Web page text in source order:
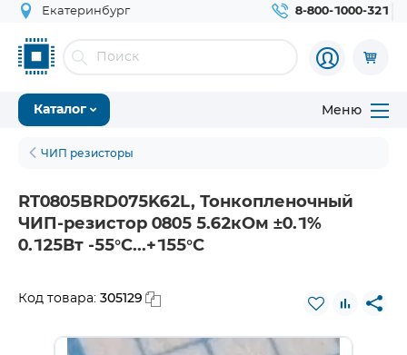
Екатеринбург 8-800-1000-321
Каталог Меню
ЧИП резисторы
RT0805BRD075K62L, Тонкопленочный
ЧИП-резистор 0805 5.62кОм ±0.1%
0.125Вт -55°С...+155°С
Код товара: 305129